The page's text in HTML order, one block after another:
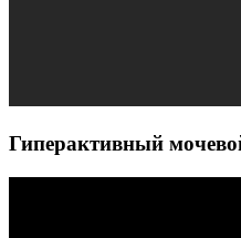
Гиперактивный